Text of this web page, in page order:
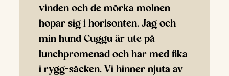
vinden och de mörka molnen
hopar sig i horisonten. Jag och
min hund Cuggu är ute på
lunchpromenad och har med fika
i rygg-säcken. Vi hinner njuta av